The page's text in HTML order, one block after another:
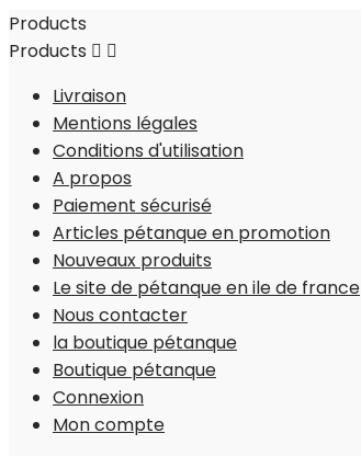
Products
Products  
Livraison
Mentions légales
Conditions d'utilisation
A propos
Paiement sécurisé
Articles pétanque en promotion
Nouveaux produits
Le site de pétanque en ile de france
Nous contacter
la boutique pétanque
Boutique pétanque
Connexion
Mon compte